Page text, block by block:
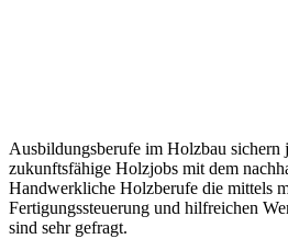
Ausbildungsberufe im Holzbau sichern
zukunftsfähige Holzjobs mit dem
Handwerkliche Holzberufe die mittels
Fertigungssteuerung und hilfreichen
sind sehr gefragt.